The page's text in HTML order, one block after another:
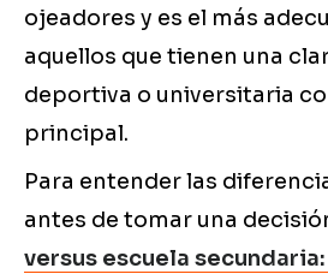
ojeadores y es el más
aquellos que tienen una
deportiva o universitaria
principal.
Para entender las
antes de tomar una
versus escuela